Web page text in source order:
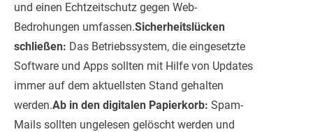
und einen Echtzeitschutz gegen Web-
Bedrohungen umfassen.Sicherheitslücken
schließen: Das Betriebssystem, die eingesetzte
Software und Apps sollten mit Hilfe von Updates
immer auf dem aktuellsten Stand gehalten
werden.Ab in den digitalen Papierkorb: Spam-
Mails sollten ungelesen gelöscht werden und